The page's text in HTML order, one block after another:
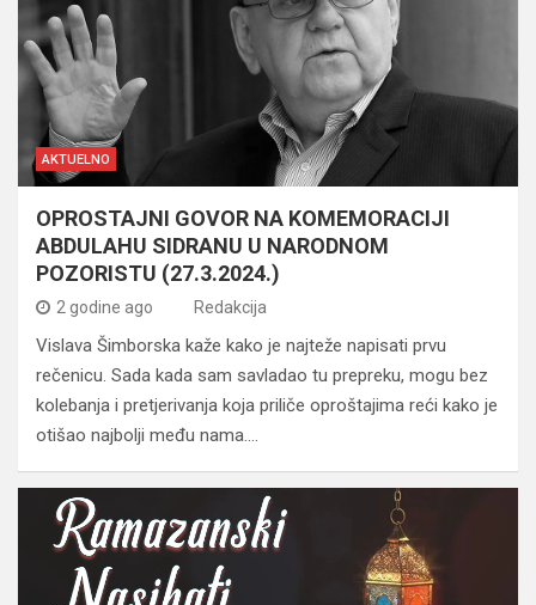
AKTUELNO
OPROSTAJNI GOVOR NA KOMEMORACIJI
ABDULAHU SIDRANU U NARODNOM
POZORISTU (27.3.2024.)
2 godine ago Redakcija
Vislava Šimborska kaže kako je najteže napisati prvu
rečenicu. Sada kada sam savladao tu prepreku, mogu bez
kolebanja i pretjerivanja koja priliče oproštajima reći kako je
otišao najbolji među nama.…